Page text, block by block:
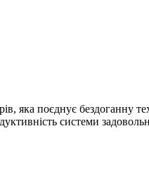
яка поєднує бездоганну
системи